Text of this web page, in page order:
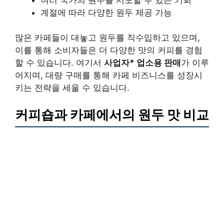
계절에 따라 다양한 원두 제공 가능
많은 카페들이 대놓고 원두를 직수입하고 있으며,
이를 통해 소비자들은 더 다양한 맛의 커피를 경험
할 수 있습니다. 여기서 사업자* 업소용 판매 가 이루
어지며, 대량 구매를 통해 카페 비즈니스를 성장시
키는 전략을 세울 수 있습니다.
커피숍과 카페에서의 원두 맛 비교